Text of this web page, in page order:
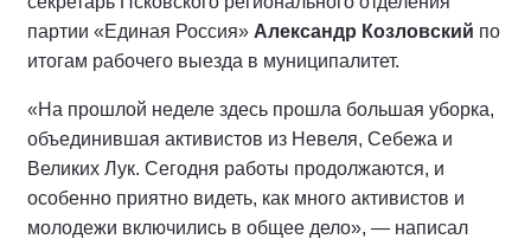
партии «Единая Россия» Александр Козловский по
итогам рабочего выезда в муниципалитет.
«На прошлой неделе здесь прошла большая уборка,
объединившая активистов из Невеля, Себежа и
Великих Лук. Сегодня работы продолжаются, и
особенно приятно видеть, как много активистов и
молодежи включились в общее дело», — написал